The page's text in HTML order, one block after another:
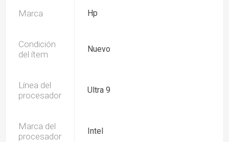
Marca Hp
Condición
del ítem
Nuevo
Línea del
procesador
Ultra 9
Marca del
procesador
Intel